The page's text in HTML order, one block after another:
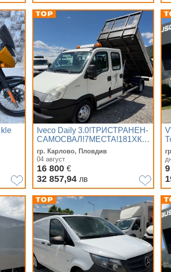
Iveco Daily 3.0!ТРИСТРАНЕН-
САМОСВАЛ!7МЕСТА!181ХКМ!
гр. Карлово, Пловдив
04 август
16 800 €
32 857,94 лв